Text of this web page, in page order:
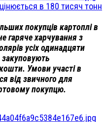
в 180 тисяч тонн
покупців картоплі в
гаряче харчування з
усіх одинадцяти
закуповують
Умови участі в
від звичного для
покупцю.